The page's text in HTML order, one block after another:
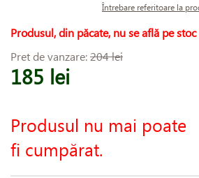
Întrebare referitoare la
Produsul, din păcate, nu se află pe stoc
Pret de vanzare:204 lei
185 lei
Produsul nu mai poate
fi cumpărat.